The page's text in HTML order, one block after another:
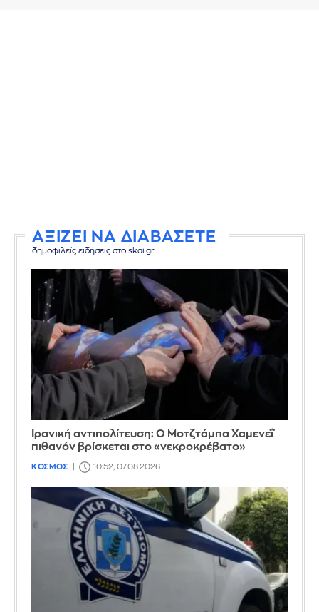
ΑΞΙΖΕΙ ΝΑ ΔΙΑΒΑΣΕΤΕ
δημοφιλείς ειδήσεις στο skai.gr
Ιρανική αντιπολίτευση: Ο Μοτζτάμπα Χαμενεΐ
πιθανόν βρίσκεται στο «νεκροκρέβατο»
ΚΟΣΜΟΣ 10:52, 07.08.2026